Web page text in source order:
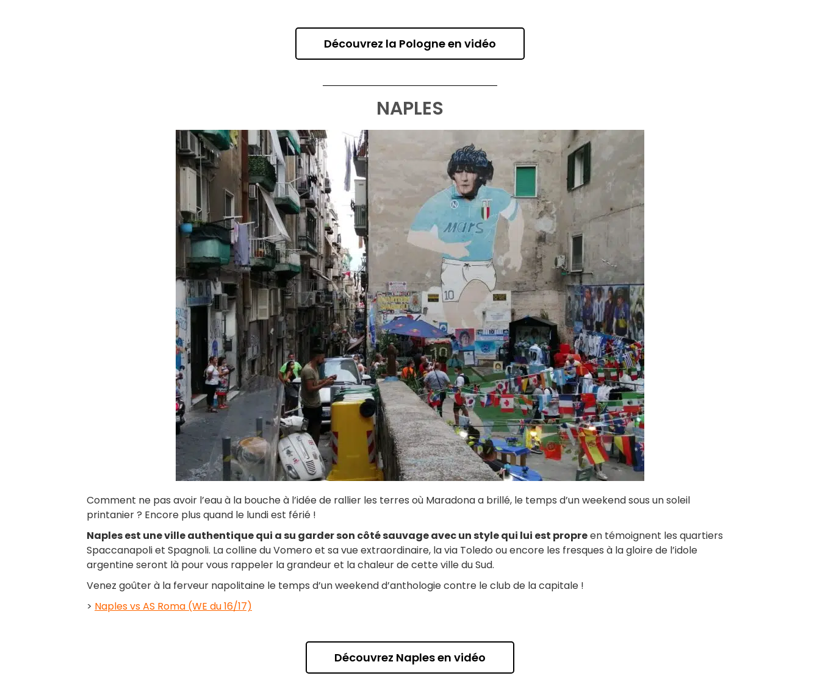
Découvrez la Pologne en vidéo
NAPLES
Comment ne pas avoir l’eau à la bouche à l’idée de rallier les terres où Maradona a brillé, le temps d’un weekend sous un soleil
printanier ? Encore plus quand le lundi est férié !
Naples est une ville authentique qui a su garder son côté sauvage avec un style qui lui est propreen témoignent les quartiers
Spaccanapoli et Spagnoli. La colline du Vomero et sa vue extraordinaire, la via Toledo ou encore les fresques à la gloire de l’idole
argentine seront là pour vous rappeler la grandeur et la chaleur de cette ville du Sud.
Venez goûter à la ferveur napolitaine le temps d’un weekend d’anthologie contre le club de la capitale !
> Naples vs AS Roma (WE du 16/17)
Découvrez Naples en vidéo